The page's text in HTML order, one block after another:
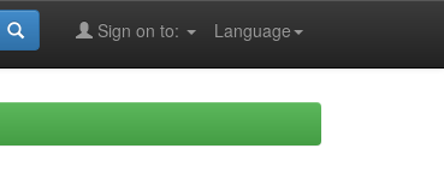
Language
Sign on to: